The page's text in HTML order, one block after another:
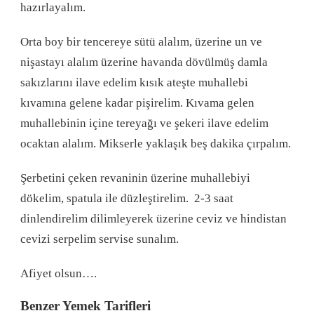
hazırlayalım.
Orta boy bir tencereye sütü alalım, üzerine un ve
nişastayı alalım üzerine havanda dövülmüş damla
sakızlarını ilave edelim kısık ateşte muhallebi
kıvamına gelene kadar pişirelim. Kıvama gelen
muhallebinin içine tereyağı ve şekeri ilave edelim
ocaktan alalım. Mikserle yaklaşık beş dakika çırpalım.
Şerbetini çeken revaninin üzerine muhallebiyi
dökelim, spatula ile düzleştirelim. 2-3 saat
dinlendirelim dilimleyerek üzerine ceviz ve hindistan
cevizi serpelim servise sunalım.
Afiyet olsun….
Benzer Yemek Tarifleri